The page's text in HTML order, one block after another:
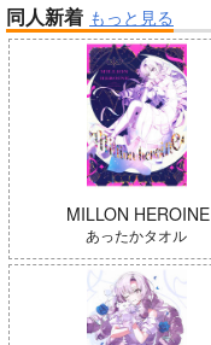
帝国機神ヴォルカミオン 2
同人新着 もっと見る
MILLON HEROINE
あったかタオル